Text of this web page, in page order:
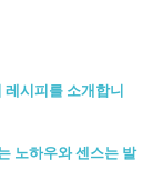
시피를 소개합니
노하우와 센스는 발